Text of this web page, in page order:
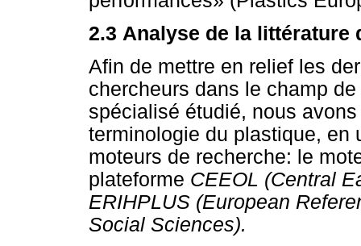
2.3 Analyse de la littérature
Afin de mettre en relief les
chercheurs dans le champ
spécialisé étudié, nous
terminologie du plastique, en
moteurs de recherche: le
plateforme CEEOL (Central
ERIHPLUS (European
Social Sciences).